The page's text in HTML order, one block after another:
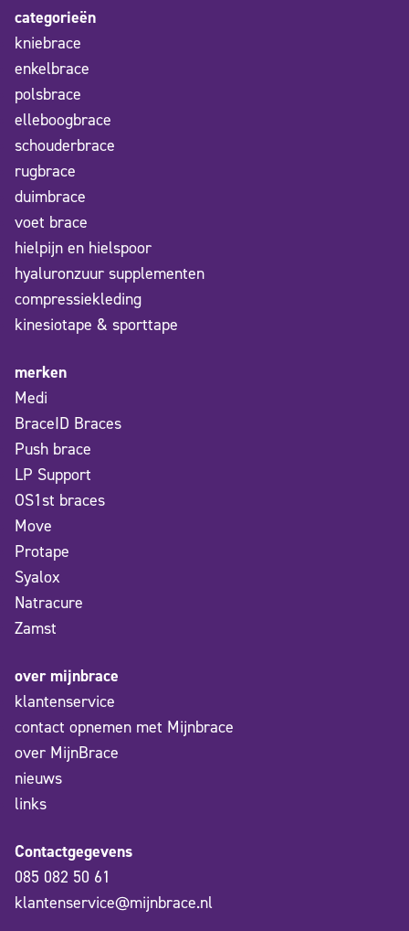
categorieën
kniebrace
enkelbrace
polsbrace
elleboogbrace
schouderbrace
rugbrace
duimbrace
voet brace
hielpijn en hielspoor
hyaluronzuur supplementen
compressiekleding
kinesiotape & sporttape
merken
Medi
BraceID Braces
Push brace
LP Support
OS1st braces
Move
Protape
Syalox
Natracure
Zamst
over mijnbrace
klantenservice
contact opnemen met Mijnbrace
over MijnBrace
nieuws
links
Contactgegevens
085 082 50 61
klantenservice@mijnbrace.nl